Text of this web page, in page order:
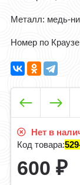
Металл: медь-
Номер по
Нет в
Код товара:
600₽